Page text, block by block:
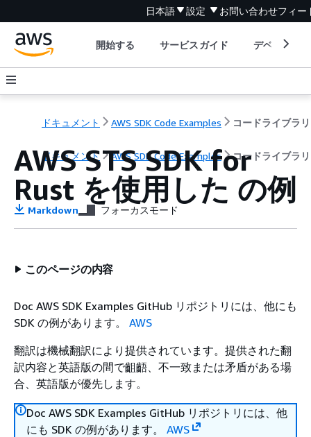
日本語 設定 お問い合わせフィー
開始する サービスガイド デベロッパ
ドキュメント AWS SDK Code Examples コードライブラリ
ドキュメント AWS SDK Code Examples コードライブラリ
AWS STS SDK for
Rust を使用した の例
Markdown フォーカスモード
このページの内容
Doc AWS SDK Examples GitHub リポジトリには、他にも
SDK の例があります。 AWS
翻訳は機械翻訳により提供されています。提供された翻
訳内容と英語版の間で齟齬、不一致または矛盾がある場
合、英語版が優先します。
Doc AWS SDK Examples GitHub リポジトリには、他
にも SDK の例があります。 AWS